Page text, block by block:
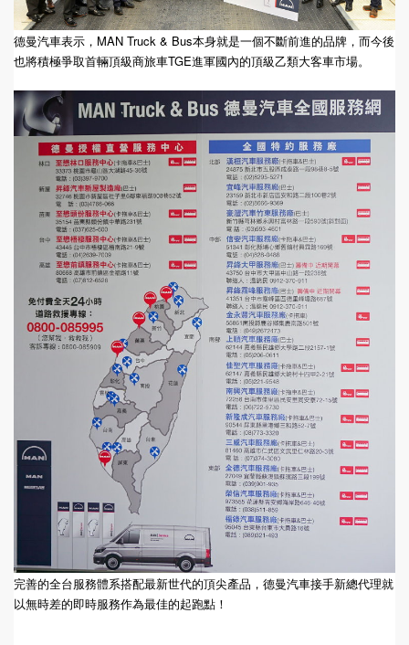
德曼汽車表示，MAN Truck & Bus本身就是一個不斷前進的品牌，而今後
也將積極爭取首輛頂級商旅車TGE進軍國內的頂級乙類大客車市場。
完善的全台服務體系搭配最新世代的頂尖產品，德曼汽車接手新總代理就
以無時差的即時服務作為最佳的起跑點！